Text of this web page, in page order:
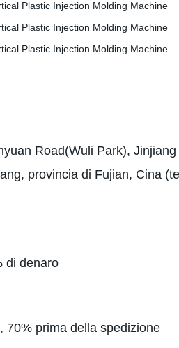
Road(Wuli Park), Jinjiang
provincia di Fujian, Cina
di denaro
70% prima della spedizione